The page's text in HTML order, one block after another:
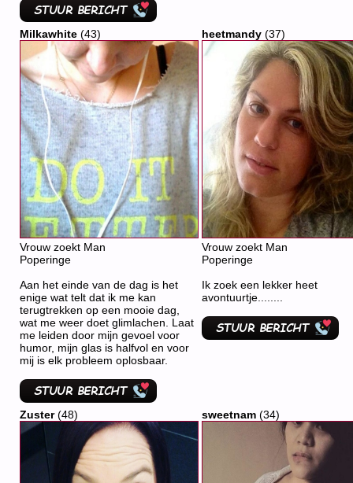
Milkawhite (43)
Vrouw zoekt Man
Poperinge
Aan het einde van de dag is het
enige wat telt dat ik me kan
terugtrekken op een mooie dag,
wat me weer doet glimlachen. Laat
me leiden door mijn gevoel voor
humor, mijn glas is halfvol en voor
mij is elk probleem oplosbaar.
heetmandy (37)
Vrouw zoekt Man
Poperinge
Ik zoek een lekker heet
avontuurtje........
Zuster(48) sweetnam (34)